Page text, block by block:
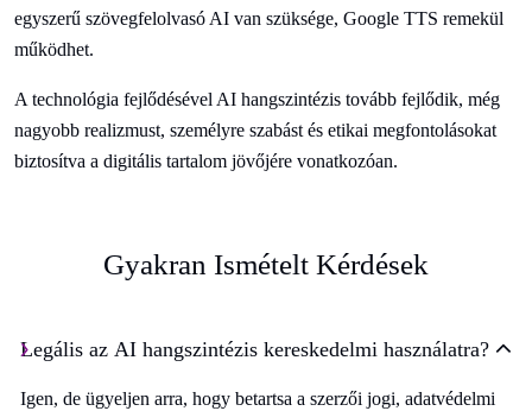
egyszerű szövegfelolvasó AI van szüksége, Google TTS remekül
működhet.
A technológia fejlődésével AI hangszintézis tovább fejlődik, még
nagyobb realizmust, személyre szabást és etikai megfontolásokat
biztosítva a digitális tartalom jövőjére vonatkozóan.
Gyakran Ismételt Kérdések
Legális az AI hangszintézis kereskedelmi használatra?
Igen, de ügyeljen arra, hogy betartsa a szerzői jogi, adatvédelmi